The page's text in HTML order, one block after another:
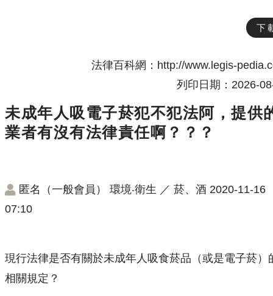
下
法律百科網：http://www.legis-
列印日期：2026-
未成年人吸電子菸犯不犯法阿，提供
業者有沒有法律責任啊？？？
匿名（一般會員） 環境‧衛生 ／ 菸、酒 2020-11-16
07:10
現行法律是否有關於未成年人吸食菸品（或是電子菸）
相關規定？